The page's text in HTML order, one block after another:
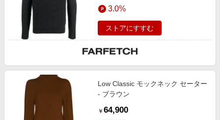
3.0%
ストアにすすむ
Low Classic モックネック セーター
- ブラウン
￥ 64,900